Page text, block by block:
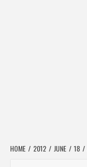
HOME 2012 JUNE 18